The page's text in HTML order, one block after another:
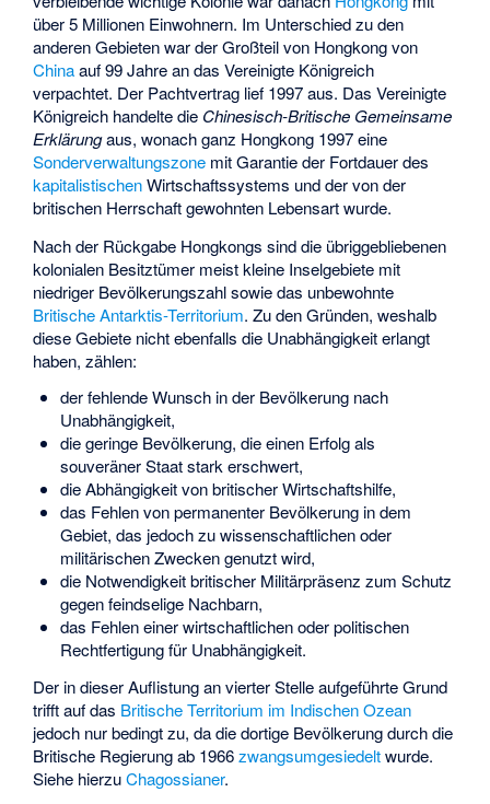
über 5 Millionen Einwohnern. Im Unterschied zu den
anderen Gebieten war der Großteil von Hongkong von
Chinaauf 99 Jahre an das Vereinigte Königreich
verpachtet. Der Pachtvertrag lief 1997 aus. Das Vereinigte
Königreich handelte die Chinesisch-Britische Gemeinsame
Erklärungaus, wonach ganz Hongkong 1997 eine
Sonderverwaltungszone mit Garantie der Fortdauer des
kapitalistischenWirtschaftssystems und der von der
britischen Herrschaft gewohnten Lebensart wurde.
Nach der Rückgabe Hongkongs sind die übriggebliebenen
kolonialen Besitztümer meist kleine Inselgebiete mit
niedriger Bevölkerungszahl sowie das unbewohnte
Britische Antarktis-Territorium. Zu den Gründen, weshalb
diese Gebiete nicht ebenfalls die Unabhängigkeit erlangt
haben, zählen:
der fehlende Wunsch in der Bevölkerung nach
Unabhängigkeit,
die geringe Bevölkerung, die einen Erfolg als
souveräner Staat stark erschwert,
die Abhängigkeit von britischer Wirtschaftshilfe,
das Fehlen von permanenter Bevölkerung in dem
Gebiet, das jedoch zu wissenschaftlichen oder
militärischen Zwecken genutzt wird,
die Notwendigkeit britischer Militärpräsenz zum Schutz
gegen feindselige Nachbarn,
das Fehlen einer wirtschaftlichen oder politischen
Rechtfertigung für Unabhängigkeit.
Der in dieser Auflistung an vierter Stelle aufgeführte Grund
trifft auf das Britische Territorium im Indischen Ozean
jedoch nur bedingt zu, da die dortige Bevölkerung durch die
Britische Regierung ab 1966zwangsumgesiedeltwurde.
Siehe hierzuChagossianer.